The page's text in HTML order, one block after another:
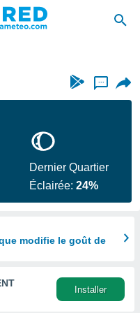
...
Dernier Quartier
Éclairée:24%
modifie le goût de
Installer